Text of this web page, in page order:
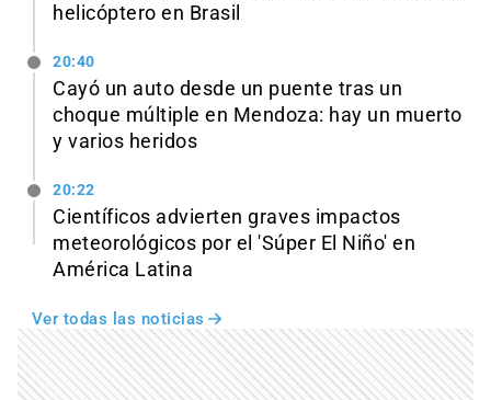
helicóptero en Brasil
20:40
Cayó un auto desde un puente tras un
choque múltiple en Mendoza: hay un muerto
y varios heridos
20:22
Científicos advierten graves impactos
meteorológicos por el 'Súper El Niño' en
América Latina
Ver todas las noticias